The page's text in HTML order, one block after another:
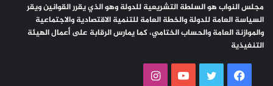
مجلس النواب هو السلطة التشريعية للدولة وهو الذي يقرر القوانين ويقر
السياسة العامة للدولة والخطة العامة للتنمية الاقتصادية والاجتماعية
والموازنة العامة والحساب الختامي، كما يمارس الرقابة على أعمال الهيئة
التنفيذية
فيسبوك تويتر يوتيوب